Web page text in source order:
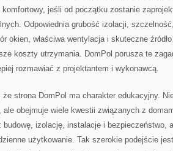
komfortowy, jeśli od początku zostanie
Odpowiednia grubość izolacji,
okien, właściwa wentylacja i skuteczne
koszty utrzymania. DomPol porusza te
rozmawiać z projektantem i wykonawcą.
strona DomPol ma charakter edukacyjny.
ale obejmuje wiele kwestii związanych z
budowę, izolację, instalacje i bezpieczeństwo,
użytkowanie. Tak szerokie podejście